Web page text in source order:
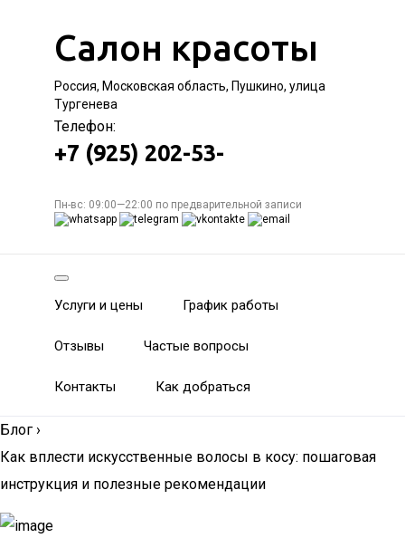
Салон красоты
Россия, Московская область, Пушкино, улица
Тургенева
Телефон:
+7 (925) 202-53-
Пн-вс: 09:00—22:00 по предварительной записи
Услуги и цены График работы
Отзывы Частые вопросы
Контакты Как добраться
Блог ›
Как вплести искусственные волосы в косу: пошаговая
инструкция и полезные рекомендации